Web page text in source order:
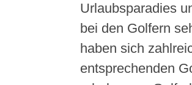
Urlaubsparadies
bei den Golfern
haben sich
entsprechenden